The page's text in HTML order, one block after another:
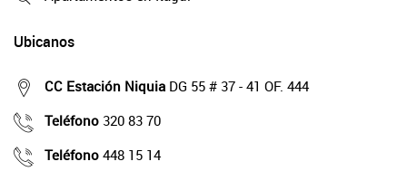
Ubicanos
CC Estación Niquia DG 55 # 37 - 41 OF. 444
Teléfono 320 83 70
Teléfono 448 15 14